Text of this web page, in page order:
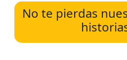
No te pierdas